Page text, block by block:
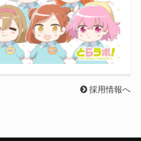
採用情報へ